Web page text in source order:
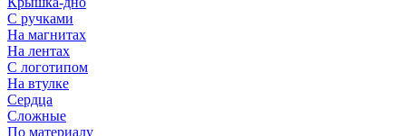
С ручками
На магнитах
На лентах
С логотипом
На втулке
Сердца
Сложные
По материалу